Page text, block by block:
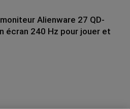
Alienware 27 QD-
écran 240 Hz pour jouer et